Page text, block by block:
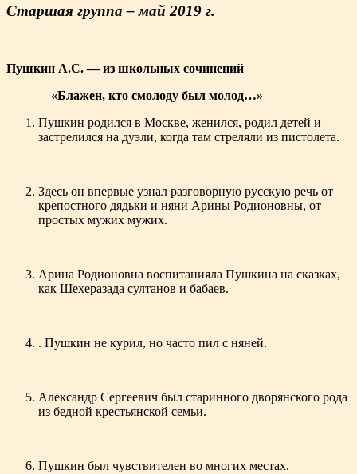
Старшая группа – май 2019 г.
Пушкин А.С.— из школьных сочинений
«Блажен, кто смолоду был молод…»
Пушкин родился в Москве, женился, родил детей и
застрелился на дуэли, когда там стреляли из пистолета.
Здесь он впервые узнал разговорную русскую речь от
крепостного дядьки и няни Арины Родионовны, от
простых мужих мужих.
Арина Родионовна воспитанияла Пушкина на сказках,
как Шехеразада султанов и бабаев.
. Пушкин не курил, но часто пил с няней.
Александр Сергеевич был старинного дворянского рода
из бедной крестьянской семьи.
Пушкин был чувствителен во многих местах.